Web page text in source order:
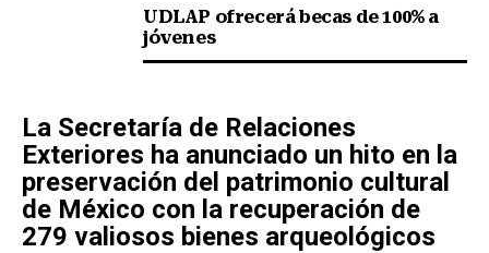
UDLAP ofrecerá becas de 100% a
jóvenes
La Secretaría de Relaciones
Exteriores ha anunciado un hito en la
preservación del patrimonio cultural
de México con la recuperación de
279 valiosos bienes arqueológicos